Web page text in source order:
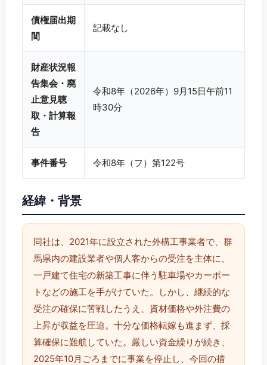
債権届出期
間
記載なし
財産状況報
告集会・廃
止意見聴
取・計算報
告
令和8年（2026年）9月15日午前11
時30分
事件番号 令和8年（フ）第122号
経緯・背景
同社は、2021年に設立された外構工事業者で、群
馬県内の建設業者や個人客からの受注を主体に、
一戸建て住宅の新築工事に伴う駐車場やカーポー
トなどの施工を手がけていた。しかし、継続的な
受注の確保に苦戦したうえ、資材価格や外注費の
上昇が収益を圧迫。十分な価格転嫁も進まず、採
算確保に難航していた。厳しい資金繰りが続き、
2025年10月ごろまでに事業を停止し、今回の措